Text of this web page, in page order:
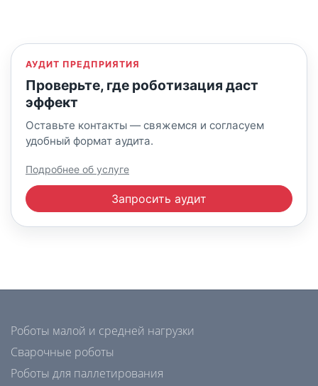
АУДИТ ПРЕДПРИЯТИЯ
Проверьте, где роботизация даст
эффект
Оставьте контакты — свяжемся и согласуем
удобный формат аудита.
Подробнее об услуге
Запросить аудит
Роботы малой и средней нагрузки
Сварочные роботы
Роботы для паллетирования